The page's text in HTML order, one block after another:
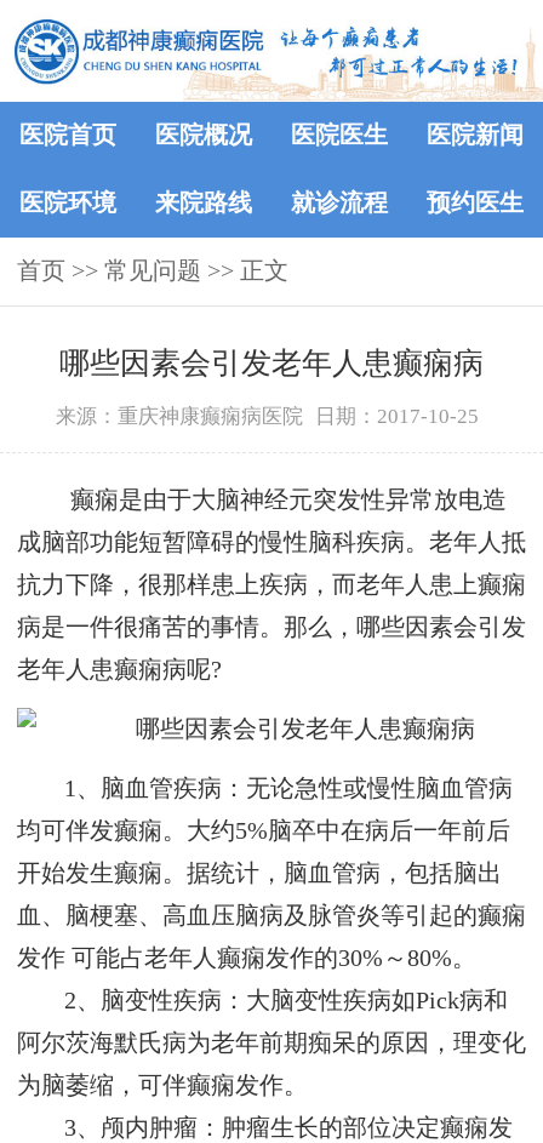
医院首页 医院概况 医院医生 医院新闻
医院环境 来院路线 就诊流程 预约医生
首页 >> 常见问题 >> 正文
哪些因素会引发老年人患癫痫病
来源：重庆神康癫痫病医院 日期：2017-10-25
癫痫是由于大脑神经元突发性异常放电造
成脑部功能短暂障碍的慢性脑科疾病。老年人抵
抗力下降，很那样患上疾病，而老年人患上癫痫
病是一件很痛苦的事情。那么，哪些因素会引发
老年人患癫痫病呢?
1、脑血管疾病：无论急性或慢性脑血管病
均可伴发癫痫。大约5%脑卒中在病后一年前后
开始发生癫痫。据统计，脑血管病，包括脑出
血、脑梗塞、高血压脑病及脉管炎等引起的癫痫
发作 可能占老年人癫痫发作的30%～80%。
2、脑变性疾病：大脑变性疾病如Pick病和
阿尔茨海默氏病为老年前期痴呆的原因，理变化
为脑萎缩，可伴癫痫发作。
3、颅内肿瘤：肿瘤生长的部位决定癫痫发